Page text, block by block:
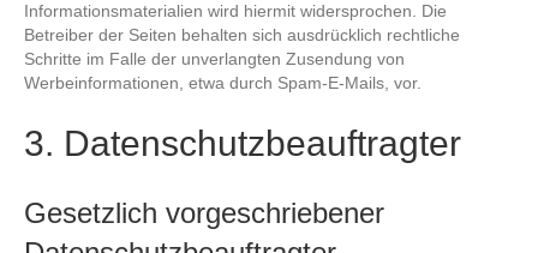
Informationsmaterialien wird hiermit widersprochen. Die
Betreiber der Seiten behalten sich ausdrücklich rechtliche
Schritte im Falle der unverlangten Zusendung von
Werbeinformationen, etwa durch Spam-E-Mails, vor.
3. Datenschutzbeauftragter
Gesetzlich vorgeschriebener